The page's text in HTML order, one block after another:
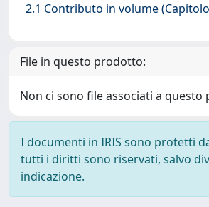
2.1 Contributo in volume
File in questo prodotto:
Non ci sono file associati a questo
I documenti in IRIS sono protetti
tutti i diritti sono riservati, salvo
indicazione.